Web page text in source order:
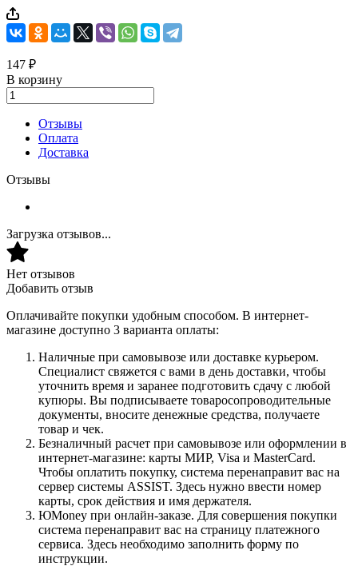
147 ₽
В корзину
Отзывы
Оплата
Доставка
Отзывы
Загрузка отзывов...
Нет отзывов
Добавить отзыв
Оплачивайте покупки удобным способом. В интернет-
магазине доступно 3 варианта оплаты:
Наличные при самовывозе или доставке курьером.
Специалист свяжется с вами в день доставки, чтобы
уточнить время и заранее подготовить сдачу с любой
купюры. Вы подписываете товаросопроводительные
документы, вносите денежные средства, получаете
товар и чек.
Безналичный расчет при самовывозе или оформлении в
интернет-магазине: карты МИР, Visa и MasterCard.
Чтобы оплатить покупку, система перенаправит вас на
сервер системы ASSIST. Здесь нужно ввести номер
карты, срок действия и имя держателя.
ЮMoney при онлайн-заказе. Для совершения покупки
система перенаправит вас на страницу платежного
сервиса. Здесь необходимо заполнить форму по
инструкции.